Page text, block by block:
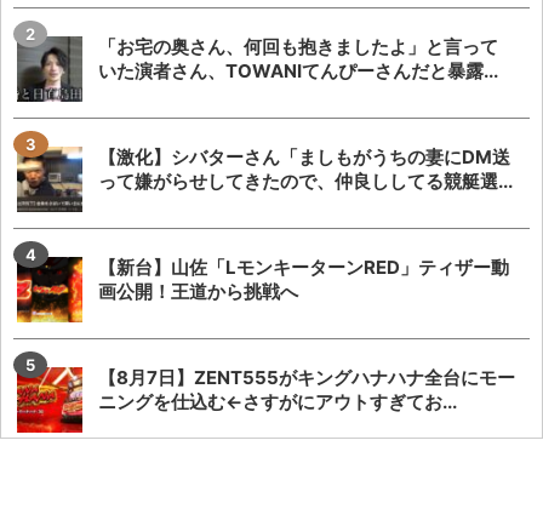
「お宅の奥さん、何回も抱きましたよ」と言って
いた演者さん、TOWANIてんぴーさんだと暴露...
【激化】シバターさん「ましもがうちの妻にDM送
って嫌がらせしてきたので、仲良ししてる競艇選...
【新台】山佐「LモンキーターンRED」ティザー動
画公開！王道から挑戦へ
【8月7日】ZENT555がキングハナハナ全台にモー
ニングを仕込む←さすがにアウトすぎてお...